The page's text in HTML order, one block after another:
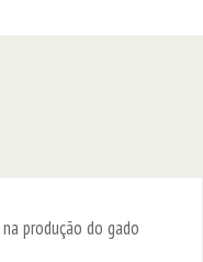
produção do gado